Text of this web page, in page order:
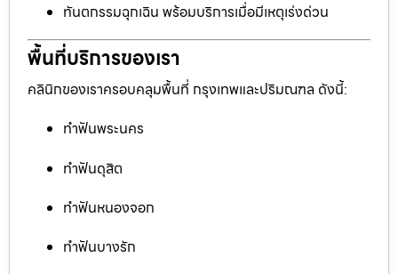
ทันตกรรมฉุกเฉิน พร้อมบริการเมื่อมีเหตุเร่งด่วน
พื้นที่บริการของเรา
คลินิกของเราครอบคลุมพื้นที่ กรุงเทพและปริมณฑล ดังนี้:
ทำฟันพระนคร
ทำฟันดุสิต
ทำฟันหนองจอก
ทำฟันบางรัก